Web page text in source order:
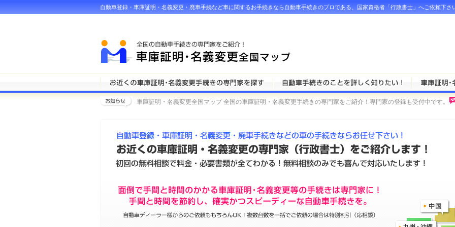
自動車登録・車庫証明・名義変更・廃車手続など車に関するお手続きなら自動車手続きのプロである、国家資格者「行政書士」へご依頼下さ
車庫証明・名義変更全国マップ 全国の車庫証明・名義変更手続きの専門家をご紹介！専門家の登録も受付中です。